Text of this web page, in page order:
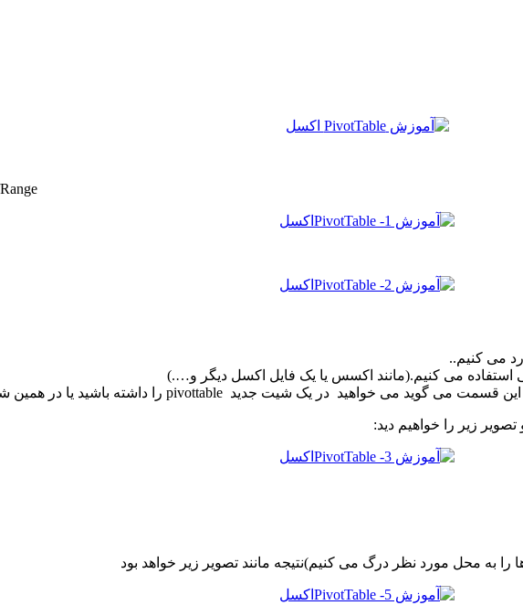
را به محل مورد نظر درگ می کنیم)نتیجه مانند تصویر زیر خواهد بود